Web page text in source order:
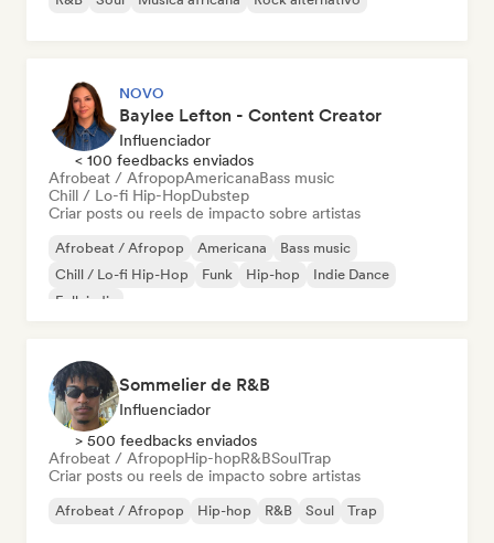
NOVO
Baylee Lefton - Content Creator
Influenciador
< 100 feedbacks enviados
Afrobeat / AfropopAmericanaBass music
Chill / Lo-fi Hip-HopDubstep
Criar posts ou reels de impacto sobre artistas
Afrobeat / Afropop Americana
Bass music
Chill / Lo-fi Hip-Hop
Funk Hip-hop
Indie Dance
Folk indie
Sommelier de R&B
Influenciador
> 500 feedbacks enviados
Afrobeat / AfropopHip-hopR&BSoulTrap
Criar posts ou reels de impacto sobre artistas
Afrobeat / Afropop Hip-hop R&B Soul Trap